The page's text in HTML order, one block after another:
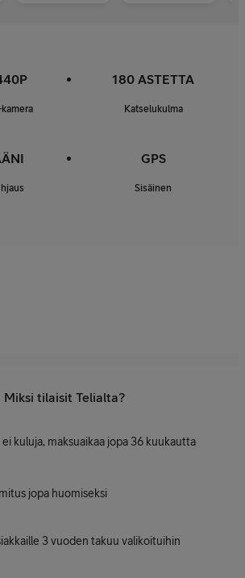
kamera
180 ASTETTA
Katselukulma
GPS
Sisäinen
Miksi tilaisit Telialta?
ei kuluja, maksuaikaa jopa 36 kuukautta
jopa huomiseksi
3 vuoden takuu valikoituihin